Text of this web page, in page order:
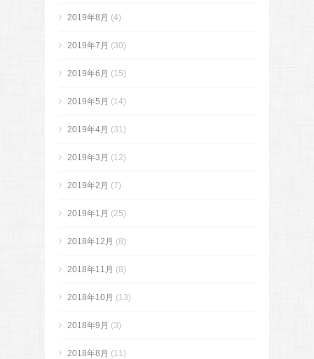
2019年8月 (4)
2019年7月 (30)
2019年6月 (15)
2019年5月 (14)
2019年4月 (31)
2019年3月 (12)
2019年2月 (7)
2019年1月 (25)
2018年12月 (8)
2018年11月 (8)
2018年10月 (13)
2018年9月 (3)
2018年8月 (11)